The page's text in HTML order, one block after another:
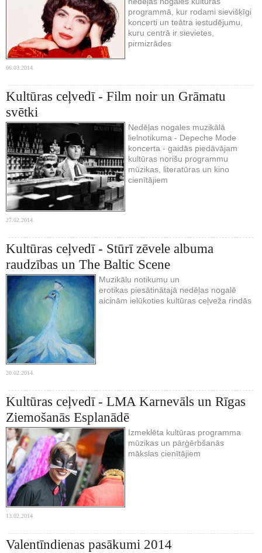
programmā, kur rodami sievišķīgi
koncerti un teātra iestudējumu,
kuru centrā ir sievietes,
pirmizrādes
06.03.2014.
Kultūras ceļvedī - Film noir un Grāmatu
svētki
Nedēļas nogales muzikālā
lielnotikuma - Depeche Mode
koncerta - gaidās piedāvājam
kultūras norišu programmu
mūzikas, literatūras un kino
cienītājiem
27.02.2014.
Kultūras ceļvedī - Stūrī zēvele albuma
raudzības un The Baltic Scene
Muzikālu notikumu un
erotikas piesātinātajā nedēļas nogalē
aicinām ielūkoties kultūras ceļveža rindās
20.02.2014.
Kultūras ceļvedī - LMA Karnevāls un Rīgas
Ziemošanās Esplanādē
Izmeklēta kultūras programma
mūzikas un pārģērbšanās
mākslas cienītājiem
13.02.2014.
Valentīndienas pasākumi 2014